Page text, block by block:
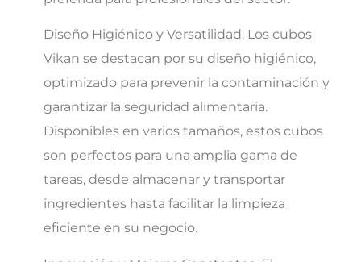
Diseño Higiénico y Versatilidad. Los cubos
Vikan se destacan por su diseño higiénico,
optimizado para prevenir la contaminación y
garantizar la seguridad alimentaria.
Disponibles en varios tamaños, estos cubos
son perfectos para una amplia gama de
tareas, desde almacenar y transportar
ingredientes hasta facilitar la limpieza
eficiente en su negocio.